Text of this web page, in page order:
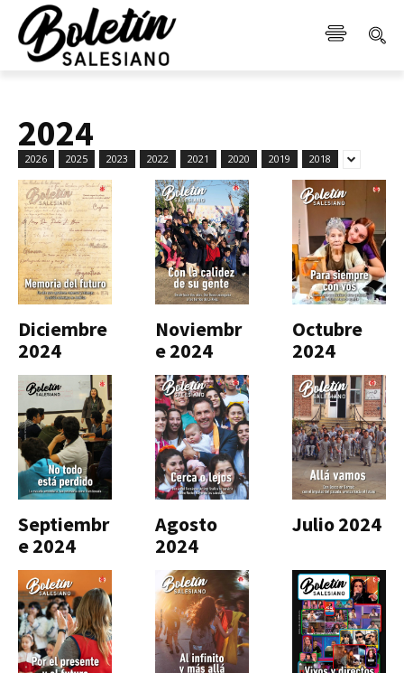
2024
2026 2025 2023 2022 2021 2020 2019 2018
Diciembre
2024
Noviembr
e 2024
Octubre
2024
Septiembr
e 2024
Agosto
2024
Julio 2024